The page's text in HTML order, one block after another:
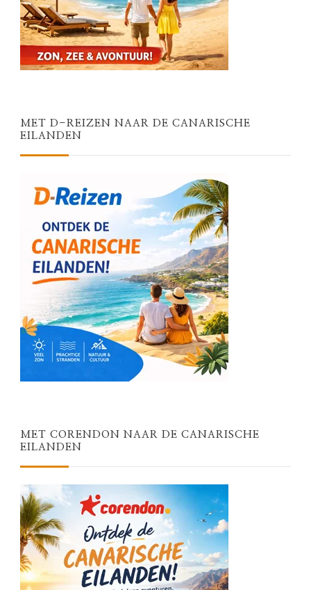
MET D-REIZEN NAAR DE CANARISCHE
EILANDEN
MET CORENDON NAAR DE CANARISCHE
EILANDEN